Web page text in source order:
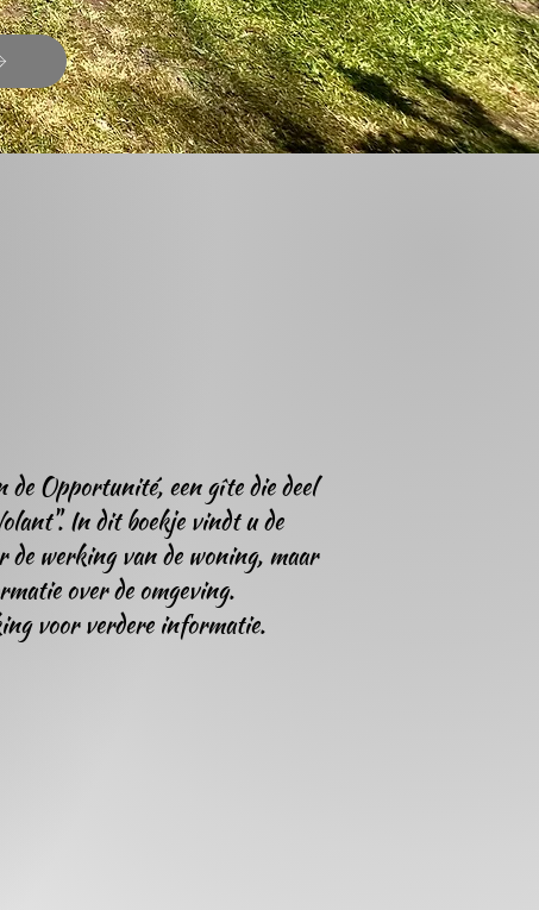
Opportunité, een gîte die deel
In dit boekje vindt u de
werking van de woning, maar
over de omgeving.
voor verdere informatie.